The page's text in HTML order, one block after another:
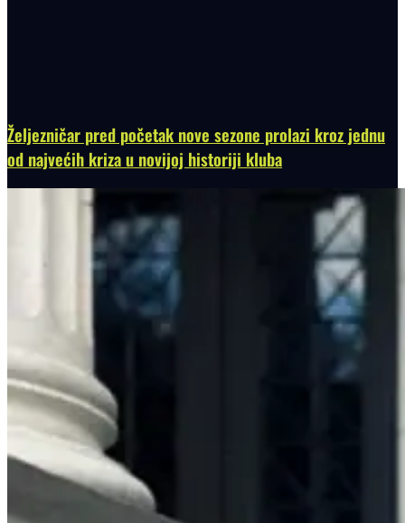
Željezničar pred početak nove sezone prolazi kroz jednu
od najvećih kriza u novijoj historiji kluba